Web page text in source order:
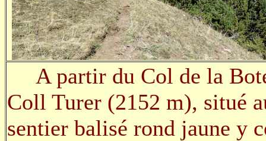
A partir du Col de la
Coll Turer (2152 m), situé
sentier balisé rond jaune y